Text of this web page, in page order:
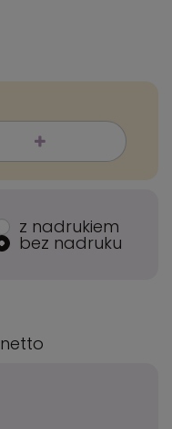
z nadrukiem
bez nadruku
netto